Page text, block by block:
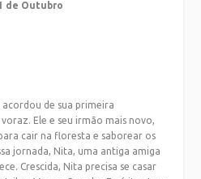
de Outubro
de sua primeira
Ele e seu irmão mais novo,
cair na floresta e saborear os
jornada, Nita, uma antiga amiga
Crescida, Nita precisa se casar